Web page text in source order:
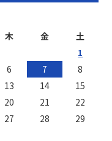
木 金
土
1
6 7
8
13 14
15
20 21
22
27 28
29